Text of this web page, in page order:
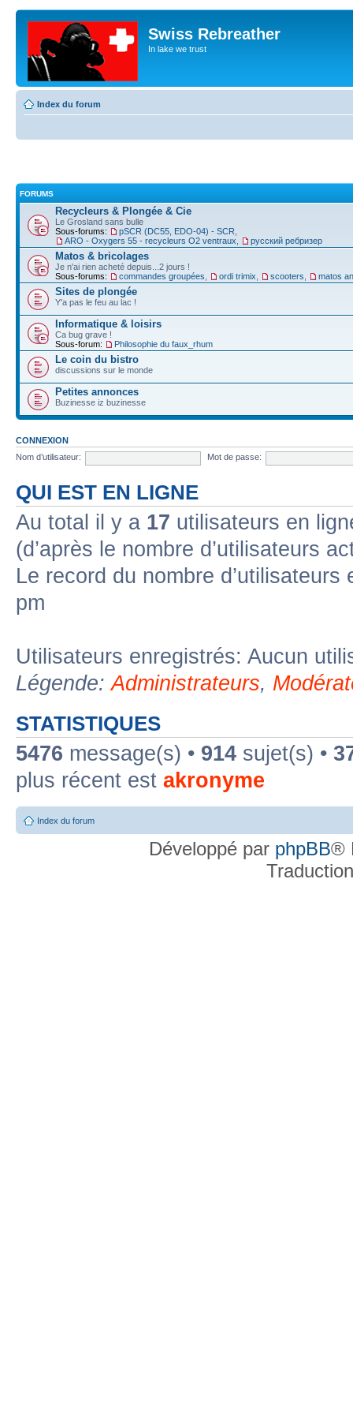
Swiss Rebreather
In lake we trust
Index du forum
FORUMS
Recycleurs & Plongée & Cie
Le Grosland sans bulle
Sous-forums:
pSCR (DC55, EDO-04) - SCR
ARO - Oxygers 55 - recycleurs O2 ventraux
русский ребризер
Matos & bricolages
Je n'ai rien acheté depuis...2 jours !
Sous-forums:
commandes groupées ordi trimix scooters matos
Sites de plongée
Y'a pas le feu au lac !
Informatique & loisirs
Ca bug grave !
Sous-forum:
Philosophie du faux_rhum
Le coin du bistro
discussions sur le monde
Petites annonces
Buzinesse iz buzinesse
CONNEXION
Nom d’utilisateur:
Mot de passe:
QUI EST EN LIGNE
Au total il y a 17 utilisateurs en
(d’après le nombre d’utilisateurs
Le record du nombre
pm
Utilisateurs enregistrés: Aucun
Légende:Administrateurs,
STATISTIQUES
5476 message(s) • 914 sujet(s) •
plus récent est akronyme
Index du forum
Développé par phpBB®